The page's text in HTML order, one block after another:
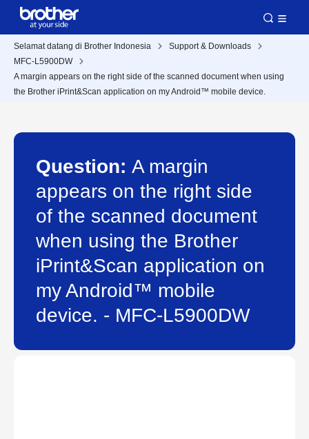
Selamat datang di Brother Indonesia
Support & Downloads
MFC-L5900DW
A margin appears on the right side of the scanned document when using
the Brother iPrint&Scan application on my Android™ mobile device.
Question: A margin
appears on the right side
of the scanned document
when using the Brother
iPrint&Scan application on
my Android™ mobile
device. - MFC-L5900DW